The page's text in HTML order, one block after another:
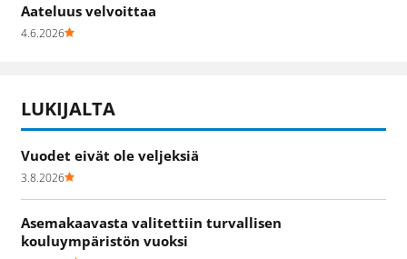
Aateluus velvoittaa
4.6.2026
LUKIJALTA
Vuodet eivät ole veljeksiä
3.8.2026
Asemakaavasta valitettiin turvallisen
kouluympäristön vuoksi